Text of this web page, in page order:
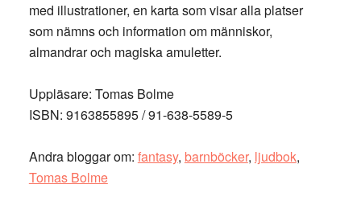
med illustrationer, en karta som visar alla platser
som nämns och information om människor,
almandrar och magiska amuletter.
Uppläsare: Tomas Bolme
ISBN: 9163855895 / 91-638-5589-5
Andra bloggar om: fantasy, barnböcker, ljudbok,
Tomas Bolme